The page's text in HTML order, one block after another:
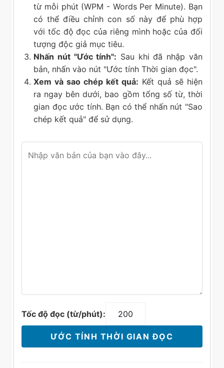
từ mỗi phút (WPM - Words Per Minute). Bạn
có thể điều chỉnh con số này để phù hợp
với tốc độ đọc của riêng mình hoặc của đối
tượng độc giả mục tiêu.
Nhấn nút "Ước tính": Sau khi đã nhập văn
bản, nhấn vào nút "Ước tính Thời gian đọc".
Xem và sao chép kết quả: Kết quả sẽ hiện
ra ngay bên dưới, bao gồm tổng số từ, thời
gian đọc ước tính. Bạn có thể nhấn nút "Sao
chép kết quả" để sử dụng.
Tốc độ đọc (từ/phút):
ƯỚC TÍNH THỜI GIAN ĐỌC